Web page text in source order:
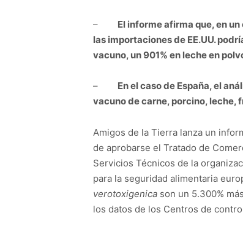
– El informe afirma que, en
las importaciones de EE.UU.
vacuno, un 901% en leche en
– En el caso de España, el
vacuno de carne, porcino, leche,
Amigos de la Tierra lanza un
de aprobarse el Tratado de
Servicios Técnicos de la
para la seguridad alimentaria
verotoxigenica son un 5.300%
los datos de los Centros de